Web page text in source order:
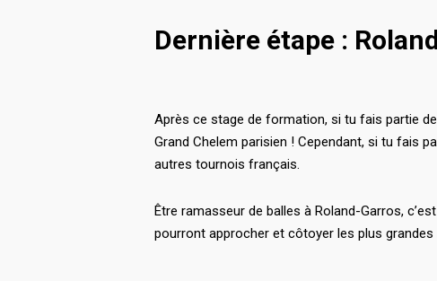
Dernière étape :
Après ce stage de formation, si tu fais partie
Grand Chelem parisien ! Cependant, si tu fais
autres tournois français.
Être ramasseur de balles à Roland-Garros,
pourront approcher et côtoyer les plus